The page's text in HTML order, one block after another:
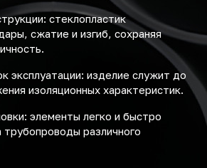
стеклопластик
сжатие и изгиб, сохраняя
эксплуатации: изделие служит до
изоляционных характеристик.
элементы легко и быстро
различного